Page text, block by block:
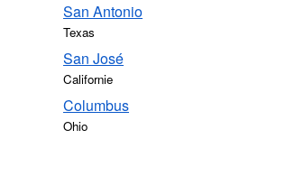
San Antonio
Texas
San José
Californie
Columbus
Ohio